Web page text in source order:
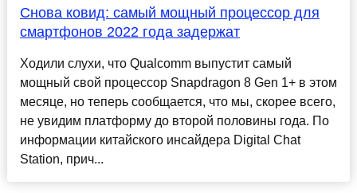
Снова ковид: самый мощный процессор для
смартфонов 2022 года задержат
Ходили слухи, что Qualcomm выпустит самый
мощный свой процессор Snapdragon 8 Gen 1+ в этом
месяце, но теперь сообщается, что мы, скорее всего,
не увидим платформу до второй половины года. По
информации китайского инсайдера Digital Chat
Station, прич...